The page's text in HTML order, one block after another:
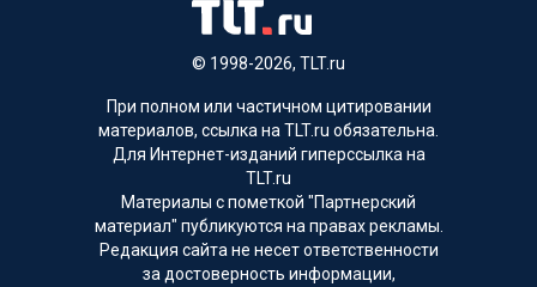
© 1998-2026, TLT.ru
При полном или частичном цитировании
материалов, ссылка на TLT.ru обязательна.
Для Интернет-изданий гиперссылка на
TLT.ru
Материалы с пометкой "Партнерский
материал" публикуются на правах рекламы.
Редакция сайта не несет ответственности
за достоверность информации,